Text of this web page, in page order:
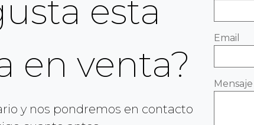
esta
en venta?
y nos pondremos en contacto
Email
Mensaje